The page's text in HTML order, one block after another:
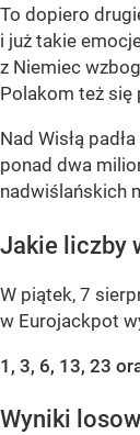
To dopiero
i już takie
z Niemiec
Polakom też się
Nad Wisłą
ponad dwa
nadwiślańskich
Jakie liczby
W piątek, 7
w Eurojackpot
1, 3, 6, 13, 23
Wyniki